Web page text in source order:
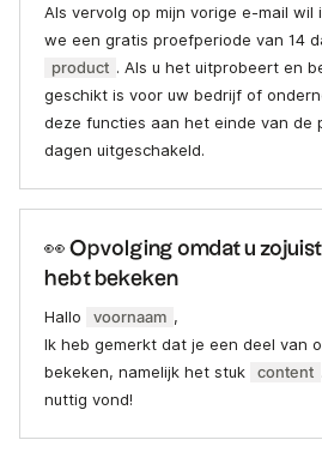
Als vervolg op mijn vorige e-mail
we een gratis proefperiode van 14
product . Als u het uitprobeert en
geschikt is voor uw bedrijf of
deze functies aan het einde van de
dagen uitgeschakeld.
👀 Opvolging omdat u
hebt bekeken
Hallo voornaam ,
Ik heb gemerkt dat je een deel van
bekeken, namelijk het stuk
content
nuttig vond!